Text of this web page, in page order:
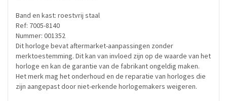
Band en kast: roestvrij staal
Ref: 7005-8140
Nummer: 001352
Dit horloge bevat aftermarket-aanpassingen zonder
merktoestemming. Dit kan van invloed zijn op de waarde van het
horloge en kan de garantie van de fabrikant ongeldig maken.
Het merk mag het onderhoud en de reparatie van horloges die
zijn aangepast door niet-erkende horlogemakers weigeren.